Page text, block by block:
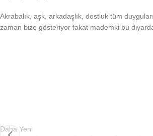
Akrabalık, aşk, arkadaşlık, dostluk tüm
zaman bize gösteriyor fakat mademki bu
Daha Yeni